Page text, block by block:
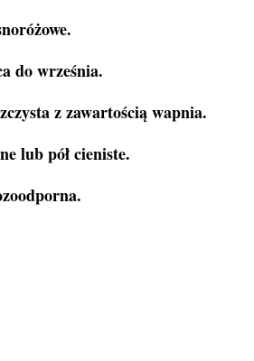
do września.
z zawartością wapnia.
lub pół cieniste.